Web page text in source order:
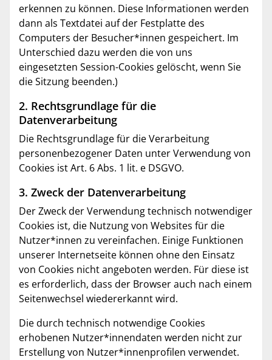
erkennen zu können. Diese Informationen werden
dann als Textdatei auf der Festplatte des
Computers der Besucher*innen gespeichert. Im
Unterschied dazu werden die von uns
eingesetzten Session-Cookies gelöscht, wenn Sie
die Sitzung beenden.)
2. Rechtsgrundlage für die
Datenverarbeitung
Die Rechtsgrundlage für die Verarbeitung
personenbezogener Daten unter Verwendung von
Cookies ist Art. 6 Abs. 1 lit. e DSGVO.
3. Zweck der Datenverarbeitung
Der Zweck der Verwendung technisch notwendiger
Cookies ist, die Nutzung von Websites für die
Nutzer*innen zu vereinfachen. Einige Funktionen
unserer Internetseite können ohne den Einsatz
von Cookies nicht angeboten werden. Für diese ist
es erforderlich, dass der Browser auch nach einem
Seitenwechsel wiedererkannt wird.
Die durch technisch notwendige Cookies
erhobenen Nutzer*innendaten werden nicht zur
Erstellung von Nutzer*innenprofilen verwendet.